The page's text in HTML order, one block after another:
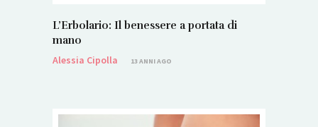
L’Erbolario: Il benessere a portata di
mano
Alessia Cipolla
13 ANNI AGO